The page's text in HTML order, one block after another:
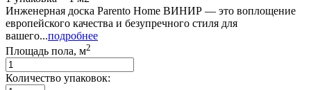
Инженерная доска Parento Home ВИНИР — это воплощение
европейского качества и безупречного стиля для
вашего...подробнее
Площадь пола, м2
Количество упаковок: